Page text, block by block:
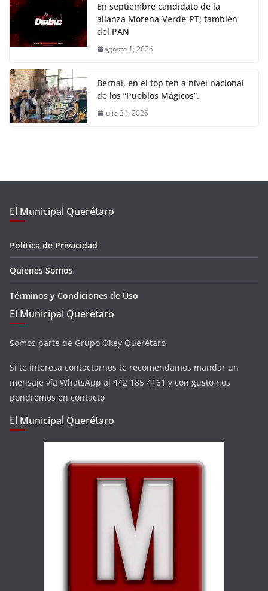
En septiembre candidato de la
alianza Morena-Verde-PT; también
del PAN
agosto 1, 2026
Bernal, en el top ten a nivel nacional
de los “Pueblos Mágicos”.
julio 31, 2026
El Municipal Querétaro
Política de Privacidad
Quienes Somos
Términos y Condiciones de Uso
El Municipal Querétaro
Somos parte de Grupo Okey Querétaro
Si te interesa contactarnos te recomendamos mandar un
mensaje vía WhatsApp al 442 185 4161 y con gusto nos
pondremos en contacto
El Municipal Querétaro